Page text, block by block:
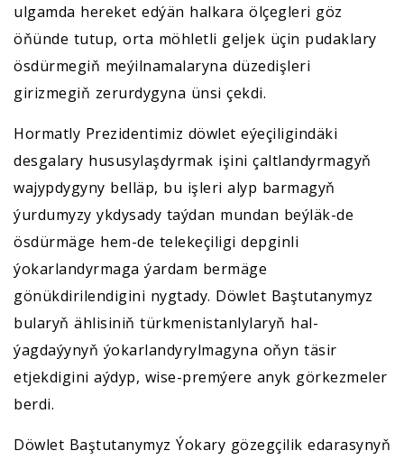
ulgamda hereket edýän halkara ölçegleri göz
öňünde tutup, orta möhletli geljek üçin pudaklary
ösdürmegiň meýilnamalaryna düzedişleri
girizmegiň zerurdygyna ünsi çekdi.
Hormatly Prezidentimiz döwlet eýeçiligindäki
desgalary hususylaşdyrmak işini çaltlandyrmagyň
wajypdygyny belläp, bu işleri alyp barmagyň
ýurdumyzy ykdysady taýdan mundan beýläk-de
ösdürmäge hem-de telekeçiligi depginli
ýokarlandyrmaga ýardam bermäge
gönükdirilendigini nygtady. Döwlet Baştutanymyz
bularyň ählisiniň türkmenistanlylaryň hal-
ýagdaýynyň ýokarlandyrylmagyna oňyn täsir
etjekdigini aýdyp, wise-premýere anyk görkezmeler
berdi.
Döwlet Baştutanymyz Ýokary gözegçilik edarasynyň